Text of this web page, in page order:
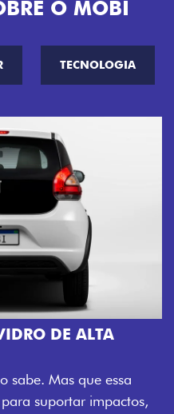
O MOBI
TECNOLOGIA
gigante: o Fiat Mobi
detalhes exclusivos na
adesivos e retrovisores